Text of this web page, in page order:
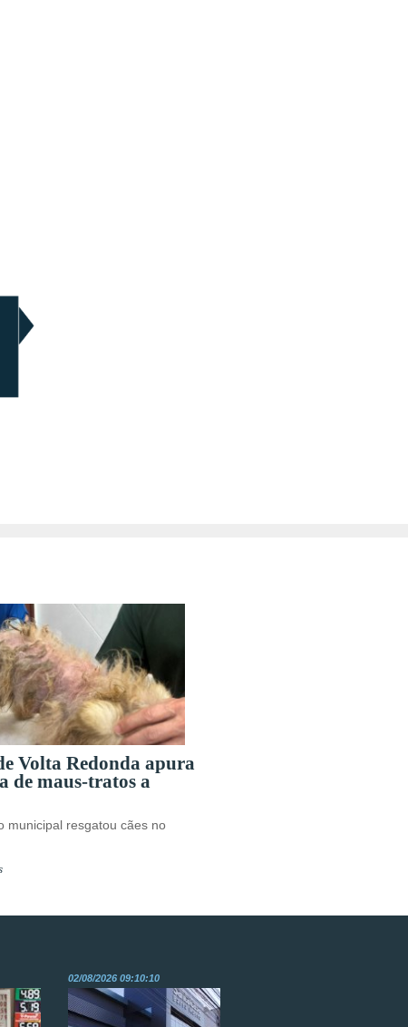
Volta Redonda apura
de maus-tratos a
municipal resgatou cães no
02/08/2026 09:10:10